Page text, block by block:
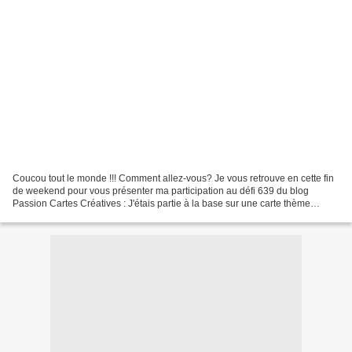
Coucou tout le monde !!! Comment allez-vous? Je vous retrouve en cette fin
de weekend pour vous présenter ma participation au défi 639 du blog
Passion Cartes Créatives : J'étais partie à la base sur une carte thème